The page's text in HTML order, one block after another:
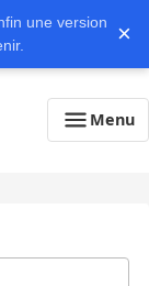
une version
×
Menu